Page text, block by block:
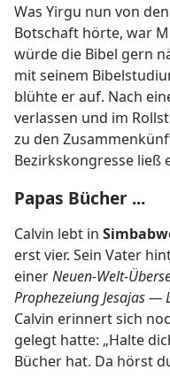
Was Yirgu nun von
Botschaft hörte, war
würde die Bibel gern
mit seinem
blühte er auf. Nach
verlassen und im
zu den
Bezirkskongresse ließ
Papas Bücher ...
Calvin lebt in
erst vier. Sein Vater
einerNeuen-Welt-
Prophezeiung Jesajas —
Calvin erinnert sich
gelegt hatte: „Halte
Bücher hat. Da hörst